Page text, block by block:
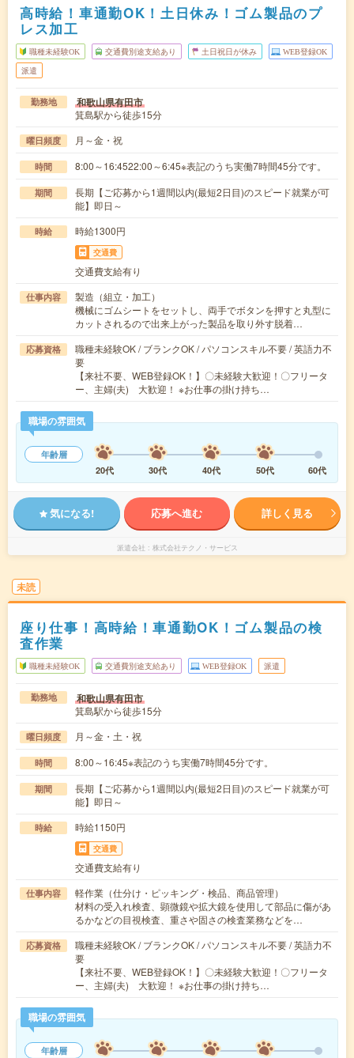
高時給！車通勤OK！土日休み！ゴム製品のプ
レス加工
職種未経験OK 交通費別途支給あり 土日祝日が休み WEB登録OK
派遣
勤務地 和歌山県有田市
箕島駅から徒歩15分
曜日頻度 月～金・祝
時間 8:00～16:4522:00～6:45※表記のうち実働7時間45分です。
期間
長期【ご応募から1週間以内(最短2日目)のスピード就業が可
能】即日～
時給 時給1300円
交通費
交通費支給有り
仕事内容
製造（組立・加工）
機械にゴムシートをセットし、両手でボタンを押すと丸型に
カットされるので出来上がった製品を取り外す脱着…
応募資格
職種未経験OK / ブランクOK / パソコンスキル不要 / 英語力不
要
【来社不要、WEB登録OK！】〇未経験大歓迎！〇フリータ
ー、主婦(夫) 大歓迎！ ※お仕事の掛け持ち…
職場の雰囲気
年齢層
20代
30代 40代 50代 60代
気になる! 応募へ進む 詳しく見る
派遣会社 株式会社テクノ・サービス
未読
座り仕事！高時給！車通勤OK！ゴム製品の検
査作業
職種未経験OK 交通費別途支給あり WEB登録OK 派遣
勤務地 和歌山県有田市
箕島駅から徒歩15分
曜日頻度 月～金・土・祝
時間 8:00～16:45※表記のうち実働7時間45分です。
期間
長期【ご応募から1週間以内(最短2日目)のスピード就業が可
能】即日～
時給 時給1150円
交通費
交通費支給有り
仕事内容
軽作業（仕分け・ピッキング・検品、商品管理）
材料の受入れ検査、顕微鏡や拡大鏡を使用して部品に傷があ
るかなどの目視検査、重さや固さの検査業務などを…
応募資格
職種未経験OK / ブランクOK / パソコンスキル不要 / 英語力不
要
【来社不要、WEB登録OK！】〇未経験大歓迎！〇フリータ
ー、主婦(夫) 大歓迎！ ※お仕事の掛け持ち…
職場の雰囲気
年齢層